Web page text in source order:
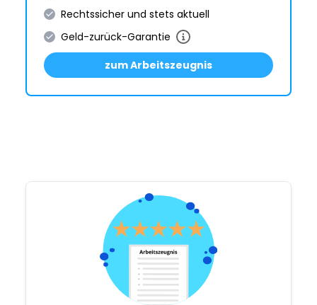
Rechtssicher und stets aktuell
Geld-zurück-Garantie
zum Arbeitszeugnis